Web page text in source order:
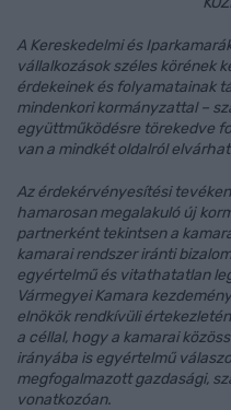
A Kereskedelmi és
vállalkozások széles körének
érdekeinek és folyamatainak
mindenkori kormányzattal –
együttműködésre törekedve
van a mindkét oldalról
Az érdekérvényesítési
hamarosan megalakuló új
partnerként tekintsen a
kamarai rendszer iránti
egyértelmű és vitathatatlan
Vármegyei Kamara
elnökök rendkívüli
a céllal, hogy a kamarai
irányába is egyértelmű
megfogalmazott gazdasági,
vonatkozóan.